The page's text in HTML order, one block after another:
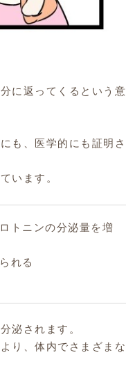
に返ってくるという意
も、医学的にも証明さ
います。
トニンの分泌量を増
れる
泌されます。
り、体内でさまざまな